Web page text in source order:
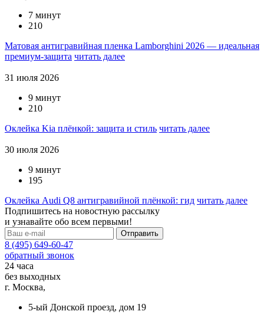
7 минут
210
Матовая антигравийная пленка Lamborghini 2026 — идеальная
премиум-защита читать далее
31 июля 2026
9 минут
210
Оклейка Kia плёнкой: защита и стиль читать далее
30 июля 2026
9 минут
195
Оклейка Audi Q8 антигравийной плёнкой: гид читать далее
Подпишитесь на новостную рассылку
и узнавайте обо всем первыми!
8 (495) 649-60-47
обратный звонок
24 часа
без выходных
г. Москва,
5-ый Донской проезд, дом 19